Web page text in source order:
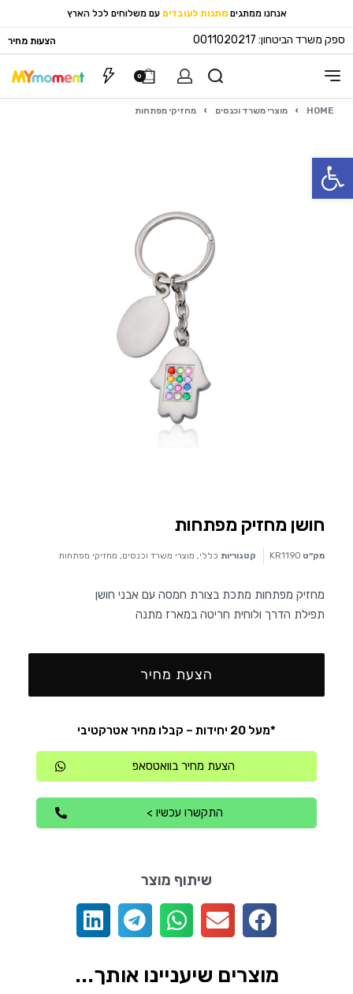
פתח סרגל נגישות
אנחנו ממתגים מתנות לעובדים עם משלוחים לכל הארץ
ספק משרד הביטחון: 0011020217 הצעות מחיר
0
HOME
› מוצרי משרד וכנסים › מחזיקי מפתחות
חושן מחזיק מפתחות
מק״ט KR1190 קטגוריות כללי, מוצרי משרד וכנסים, מחזיקי מפתחות
מחזיק מפתחות מתכת בצורת חמסה עם אבני חושן
תפילת הדרך ולוחית חריטה במארז מתנה
הצעת מחיר
*מעל 20 יחידות – קבלו מחיר אטרקטיבי
הצעת מחיר בוואטסאפ
התקשרו עכשיו >
שיתוף מוצר
מוצרים שיעניינו אותך...